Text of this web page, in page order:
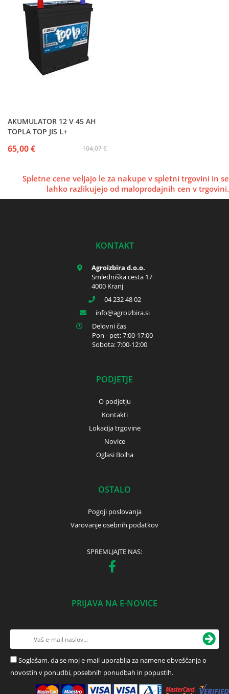
AKUMULATOR 12 V 45 AH
TOPLA TOP JIS L+
104,07 €
65,00 €
Spletne cene veljajo le za nakupe v spletni trgovini in se
lahko razlikujejo od maloprodajnih cen v trgovini.
KONTAKT
Agroizbira d.o.o.
Smledniška cesta 17
4000 Kranj
04 232 48 02
info
agroizbira.si
Delovni čas
Pon - pet: 7:00-17:00
Sobota: 7:00-12:00
PODJETJE
O podjetju
Kontakti
Lokacija trgovine
Novice
Oglasi Bolha
OSTALO
Pogoji poslovanja
Varovanje osebnih podatkov
SPREMLJAJTE NAS:
PRIJAVA NA E-NOVICE
Soglašam, da se moj e-mail uporablja za namene obveščanja o
novostih v ponudbi, posebnih ponudbah in popustih.